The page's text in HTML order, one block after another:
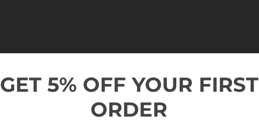
GET 5% OFF YOUR FIRST
ORDER